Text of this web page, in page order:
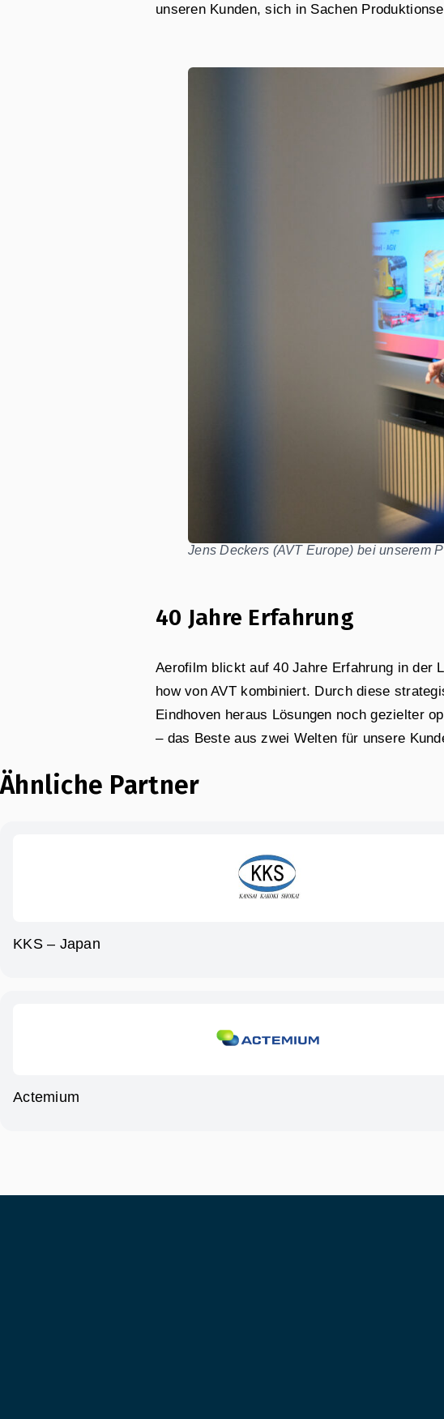
unseren Kunden, sich in Sachen
Jens Deckers (AVT Europe) bei unserem
40 Jahre Erfahrung
Aerofilm blickt auf 40 Jahre Erfahrung in der
how von AVT kombiniert. Durch diese
Eindhoven heraus Lösungen noch gezielter
– das Beste aus zwei Welten für unsere
Ähnliche Partner
KKS – Japan
Actemium